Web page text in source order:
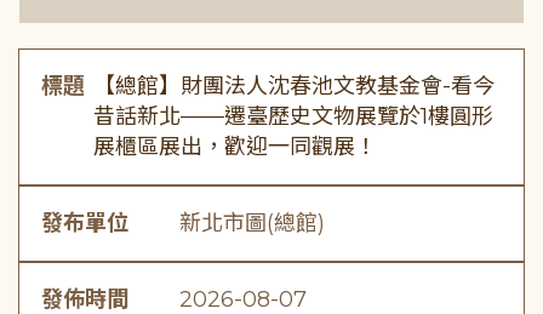
標題
【總館】財團法人沈春池文教基金會-看今
昔話新北——遷臺歷史文物展覽於1樓圓形
展櫃區展出，歡迎一同觀展！
發布單位 新北市圖(總館)
發佈時間 2026-08-07